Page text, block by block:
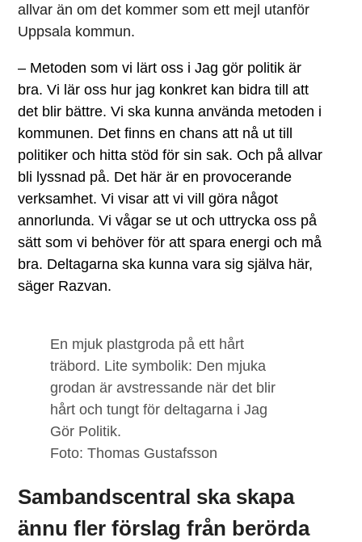
allvar än om det kommer som ett mejl utanför
Uppsala kommun.
– Metoden som vi lärt oss i Jag gör politik är
bra. Vi lär oss hur jag konkret kan bidra till att
det blir bättre. Vi ska kunna använda metoden i
kommunen. Det finns en chans att nå ut till
politiker och hitta stöd för sin sak. Och på allvar
bli lyssnad på. Det här är en provocerande
verksamhet. Vi visar att vi vill göra något
annorlunda. Vi vågar se ut och uttrycka oss på
sätt som vi behöver för att spara energi och må
bra. Deltagarna ska kunna vara sig själva här,
säger Razvan.
En mjuk plastgroda på ett hårt
träbord. Lite symbolik: Den mjuka
grodan är avstressande när det blir
hårt och tungt för deltagarna i Jag
Gör Politik.
Foto: Thomas Gustafsson
Sambandscentral ska skapa
ännu fler förslag från berörda